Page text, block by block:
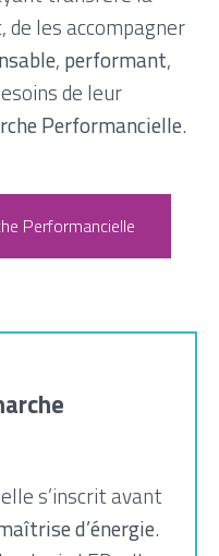
de les accompagner
, performant,
de leur
Performancielle.
Performancielle
s’inscrit avant
d’énergie.